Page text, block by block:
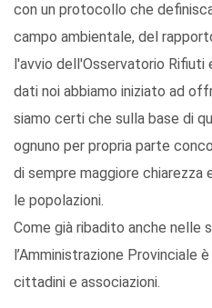
con un protocollo che
campo ambientale, del
l'avvio dell'Osservatorio Rifiuti
dati noi abbiamo iniziato ad
siamo certi che sulla base di
ognuno per propria parte
di sempre maggiore
le popolazioni.
Come già ribadito anche nelle
l’Amministrazione Provinciale
cittadini e associazioni.